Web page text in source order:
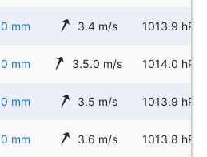
0 mm 3.4 m/s 1013.9 hPa
0 mm 3.5.0 m/s 1014.0 hPa
0 mm 3.5 m/s 1013.9 hPa
0 mm 3.6 m/s 1013.8 hPa